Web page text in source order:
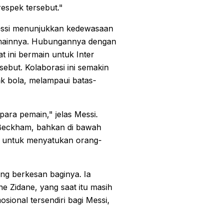
tersebut."
menunjukkan kedewasaan
Hubungannya dengan
ini bermain untuk Inter
Kolaborasi ini semakin
bola, melampaui batas-
pemain," jelas Messi.
bahkan di bawah
menyatukan orang-
berkesan baginya. Ia
Zidane, yang saat itu masih
tersendiri bagi Messi,